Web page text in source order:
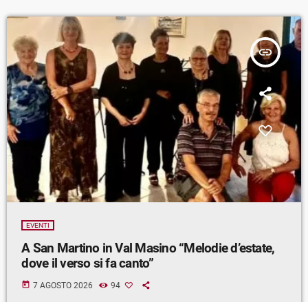
insert_link
EVENTI
A San Martino in Val Masino “Melodie d’estate,
dove il verso si fa canto”
today 7 AGOSTO 2026 94